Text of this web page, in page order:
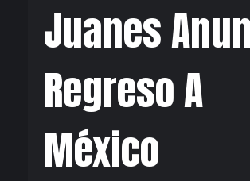
Juanes
Regreso A
México